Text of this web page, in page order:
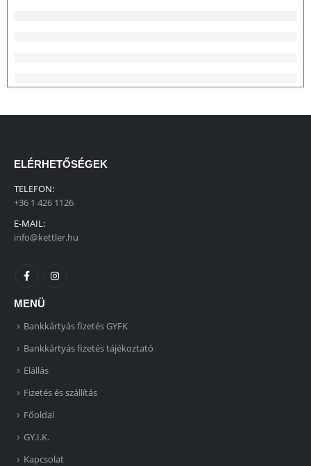
ELÉRHETŐSÉGEK
TELEFON:
+36 1 426 1126
E-MAIL:
info@kettler.hu
MENÜ
Bankkártyás fizetés GYFK
Bankkártyás fizetés tájékoztató
Elállás
Fizetés és szállítás
Főoldal
GY.I.K.
Kapcsolat